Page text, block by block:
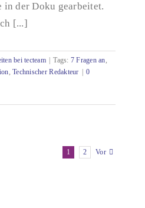
in der Doku gearbeitet.
[...]
bei tecteam Tags: 7 Fragen an,
,Technischer Redakteur
0
1 2 Vor